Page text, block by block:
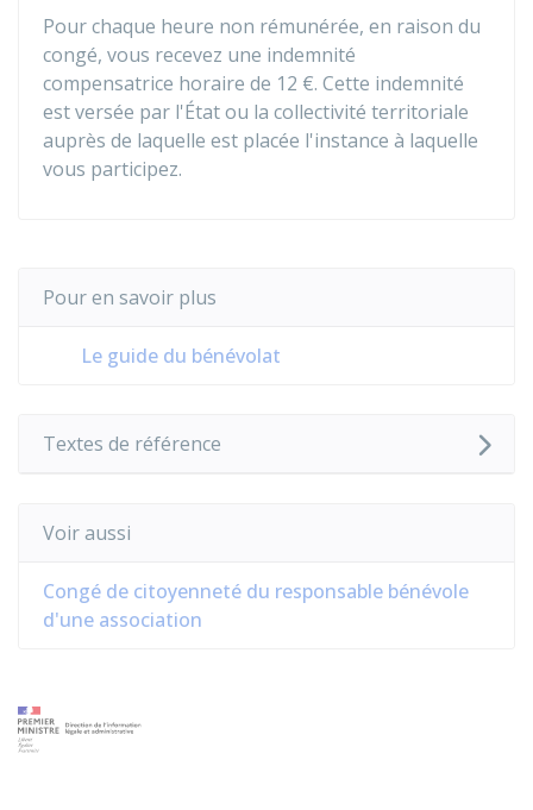
Pour chaque heure non rémunérée, en raison du
congé, vous recevez une indemnité
compensatrice horaire de 12 €. Cette indemnité
est versée par l'État ou la collectivité territoriale
auprès de laquelle est placée l'instance à laquelle
vous participez.
Pour en savoir plus
Le guide du bénévolat
Textes de référence
Voir aussi
Congé de citoyenneté du responsable bénévole
d'une association